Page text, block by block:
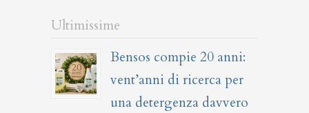
Ultimissime
Bensos compie 20 anni:
vent’anni di ricerca per
una detergenza davvero